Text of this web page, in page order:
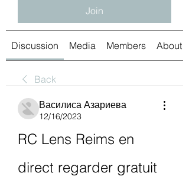
Join
Discussion Media Members About
Back
Василиса Азариева
12/16/2023
RC Lens Reims en
direct regarder gratuit